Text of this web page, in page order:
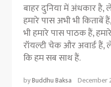
बाहर दुनिया में अंधकार है,
हमारे पास अभी भी किताबें
भी हमारे पास पाठक हैं,
रॉयल्टी चेक और अवार्ड हैं,
कि हम सब साथ हैं.
byBuddhu Baksa December